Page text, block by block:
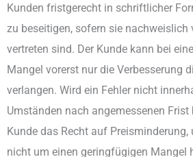
Kunden fristgerecht in schriftlicher
zu beseitigen, sofern sie nachweislich
vertreten sind. Der Kunde kann bei
Mangel vorerst nur die Verbesserung
verlangen. Wird ein Fehler nicht
Umständen nach angemessenen
Kunde das Recht auf Preisminderung,
nicht um einen geringfügigen Mangel